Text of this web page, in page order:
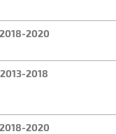
2018-2020
2013-2018
2018-2020